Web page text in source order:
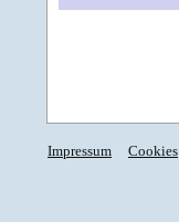
Impressum Cookies